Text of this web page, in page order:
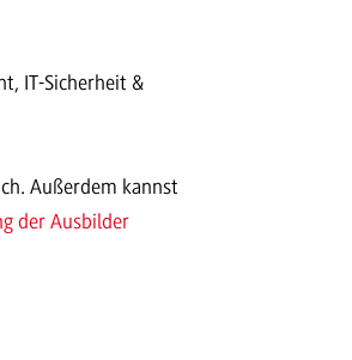
IT-Sicherheit &
Außerdem kannst
der Ausbilder